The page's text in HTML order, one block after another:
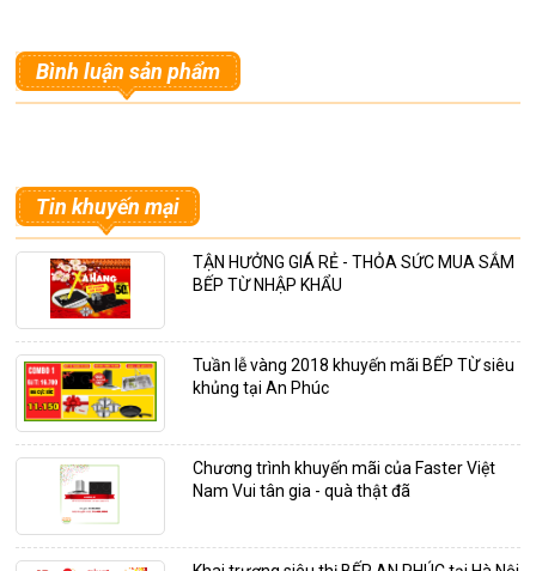
Bình luận sản phẩm
Tin khuyến mại
TẬN HƯỞNG GIÁ RẺ - THỎA SỨC MUA SẮM
BẾP TỪ NHẬP KHẨU
Tuần lễ vàng 2018 khuyến mãi BẾP TỪ siêu
khủng tại An Phúc
Chương trình khuyến mãi của Faster Việt
Nam Vui tân gia - quà thật đã